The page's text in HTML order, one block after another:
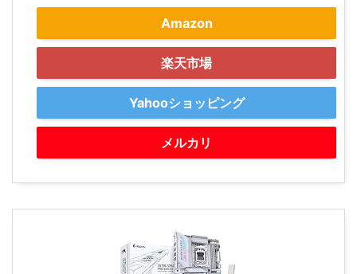
Amazon
楽天市場
Yahooショッピング
メルカリ